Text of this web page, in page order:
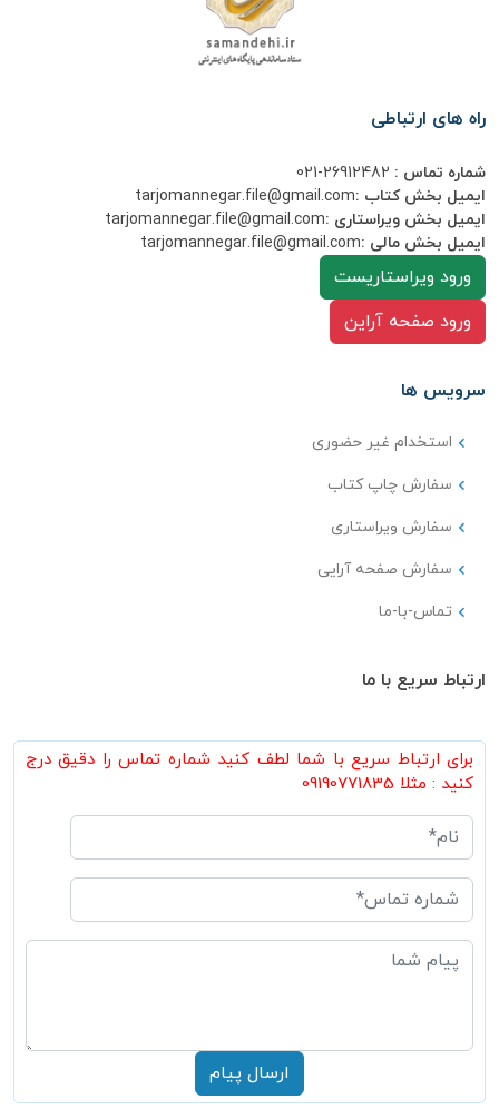
راه های ارتباطی
شماره تماس :
ایمیل بخش کتاب :tarjomannegar.file@gmail.com
ایمیل بخش ویراستاری :tarjomannegar.file@gmail.com
ایمیل بخش مالی :tarjomannegar.file@gmail.com
ورود ویراستاریست
ورود صفحه آراین
سرویس ها
استخدام غیر حضوری
سفارش چاپ کتاب
سفارش ویراستاری
سفارش صفحه آرایی
تماس-با-ما
ارتباط سریع با ما
برای ارتباط سریع با شما لطف کنید شماره تماس را دقیق درج
کنید : مثلا 09190771835
ارسال پیام